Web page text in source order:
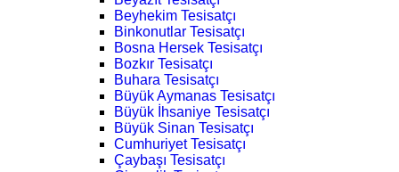
Beyhekim Tesisatçı
Binkonutlar Tesisatçı
Bosna Hersek Tesisatçı
Bozkır Tesisatçı
Buhara Tesisatçı
Büyük Aymanas Tesisatçı
Büyük İhsaniye Tesisatçı
Büyük Sinan Tesisatçı
Cumhuriyet Tesisatçı
Çaybaşı Tesisatçı